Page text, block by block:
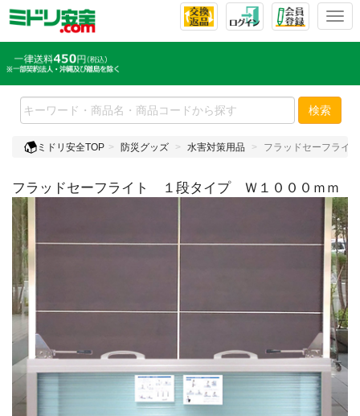
T
l
e
n
v
g
a
t
i
o
n
検索
ミドリ安全TOP 防災グッズ 水害対策用品 フラッドセーフラ
フラッドセーフライト １段タイプ Ｗ１０００ｍｍ